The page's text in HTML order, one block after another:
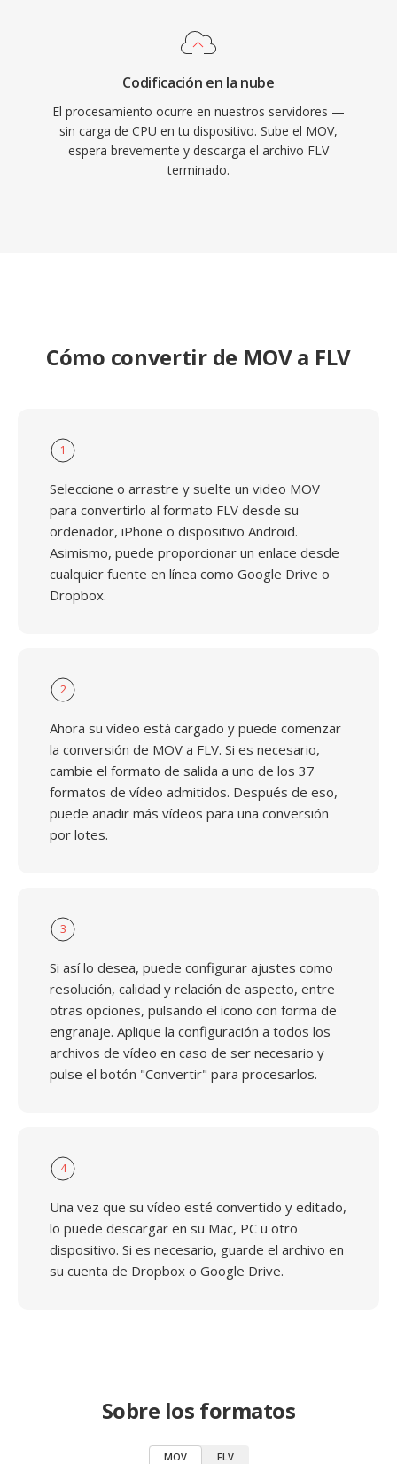
Codificación en la nube
El procesamiento ocurre en nuestros servidores —
sin carga de CPU en tu dispositivo. Sube el MOV,
espera brevemente y descarga el archivo FLV
terminado.
Cómo convertir de MOV a FLV
1
Seleccione o arrastre y suelte un video MOV
para convertirlo al formato FLV desde su
ordenador, iPhone o dispositivo Android.
Asimismo, puede proporcionar un enlace desde
cualquier fuente en línea como Google Drive o
Dropbox.
2
Ahora su vídeo está cargado y puede comenzar
la conversión de MOV a FLV. Si es necesario,
cambie el formato de salida a uno de los 37
formatos de vídeo admitidos. Después de eso,
puede añadir más vídeos para una conversión
por lotes.
3
Si así lo desea, puede configurar ajustes como
resolución, calidad y relación de aspecto, entre
otras opciones, pulsando el icono con forma de
engranaje. Aplique la configuración a todos los
archivos de vídeo en caso de ser necesario y
pulse el botón "Convertir" para procesarlos.
4
Una vez que su vídeo esté convertido y editado,
lo puede descargar en su Mac, PC u otro
dispositivo. Si es necesario, guarde el archivo en
su cuenta de Dropbox o Google Drive.
Sobre los formatos
MOV FLV